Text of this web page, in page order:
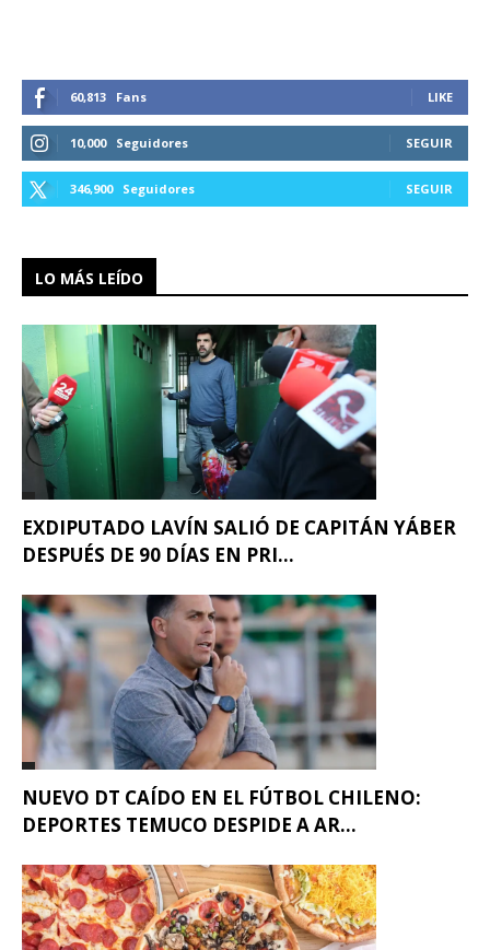
60,813 Fans LIKE
10,000 Seguidores SEGUIR
346,900 Seguidores SEGUIR
LO MÁS LEÍDO
EXDIPUTADO LAVÍN SALIÓ DE CAPITÁN YÁBER
DESPUÉS DE 90 DÍAS EN PRI...
NUEVO DT CAÍDO EN EL FÚTBOL CHILENO:
DEPORTES TEMUCO DESPIDE A AR...